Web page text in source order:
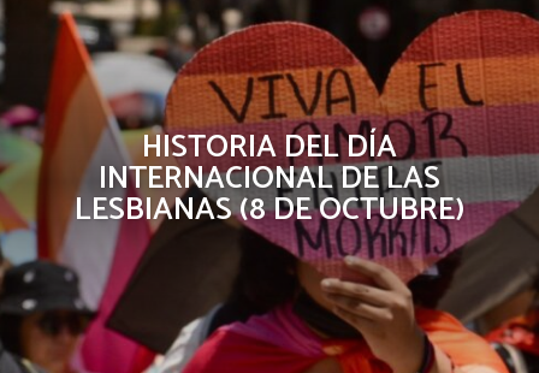
HISTORIA DEL DÍA
INTERNACIONAL DE LAS
LESBIANAS (8 DE OCTUBRE)